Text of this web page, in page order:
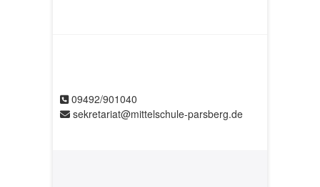
09492/901040
sekretariat@mittelschule-parsberg.de